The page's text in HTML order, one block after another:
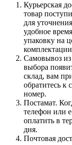
Курьерская
товар
для
удобное
упаковку на
Самовывоз из
выбора
склад, вам
обратитесь к
номер.
Постамат.
телефон или
оплатить в
дня.
Почтовая